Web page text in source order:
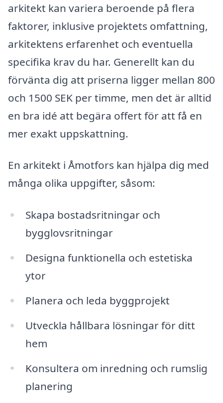
arkitekt kan variera beroende på flera
faktorer, inklusive projektets omfattning,
arkitektens erfarenhet och eventuella
specifika krav du har. Generellt kan du
förvänta dig att priserna ligger mellan 800
och 1500 SEK per timme, men det är alltid
en bra idé att begära offert för att få en
mer exakt uppskattning.
En arkitekt i Åmotfors kan hjälpa dig med
många olika uppgifter, såsom:
Skapa bostadsritningar och
bygglovsritningar
Designa funktionella och estetiska
ytor
Planera och leda byggprojekt
Utveckla hållbara lösningar för ditt
hem
Konsultera om inredning och rumslig
planering